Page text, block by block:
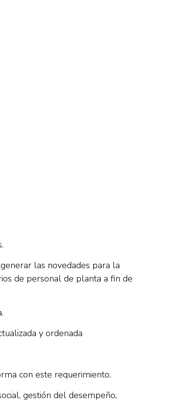
las novedades para la
de personal de planta a fin de
y ordenada
con este requerimiento.
gestión del desempeño,